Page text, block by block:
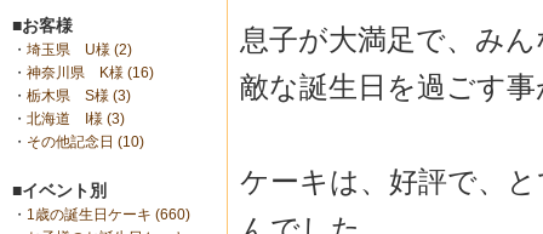
■お客様
・ 埼玉県 U様 (2)
・ 神奈川県 K様 (16)
・ 栃木県 S様 (3)
・ 北海道 I様 (3)
・ その他記念日 (10)
■イベント別
・ 1歳の誕生日ケーキ (660)
息子が大満足で、み
敵な誕生日を過ごす
ケーキは、好評で、